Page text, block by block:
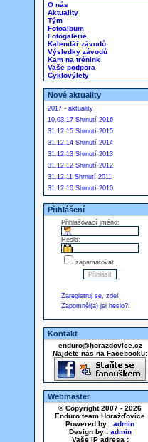
O nás
Aktuality
Tým
Fotoalbum
Fotogalerie
Kalendář závodů
Výsledky závodů
Kam na trénink
Vaše podpora
Cyklovýlety
Nové aktuality
2017 - aktuality
10.03.17 Shrnutí 2016
31.12.15 Shrnutí 2015
31.12.14 Shrnutí 2014
31.12.13 Shrnutí 2013
31.12.12 Shrnutí 2012
31.12.11 Shrnutí 2011
31.12.10 Shrnutí 2010
Přihlášení
Přihlašovací jméno:
Heslo:
zapamatovat
Zaregistruj se, zde!
Zapomněl(a) jsi heslo?
Kontakt
enduro@horazdovice.cz
Najdete nás na Facebooku:
Webmaster
© Copyright 2007 - 2026
Enduro team Horažďovice
Powered by : admin
Design by : admin
Vaše IP adresa :